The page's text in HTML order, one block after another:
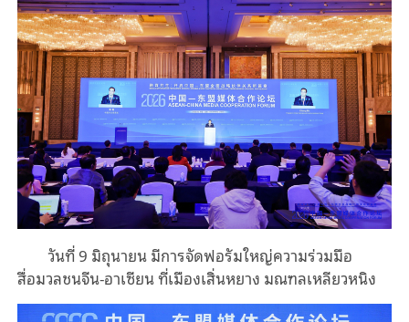
วันที่ 9 มิถุนายน มีการจัดฟอรัมใหญ่ความร่วมมือ
สื่อมวลชนจีน-อาเซียน ที่เมืองเสิ่นหยาง มณฑลเหลียวหนิง